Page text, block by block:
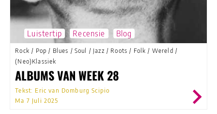
Luistertip Recensie Blog
Rock / Pop / Blues / Soul / Jazz / Roots / Folk / Wereld /
(Neo)Klassiek
ALBUMS VAN WEEK 28
Tekst: Eric van Domburg Scipio
Ma 7 Juli 2025